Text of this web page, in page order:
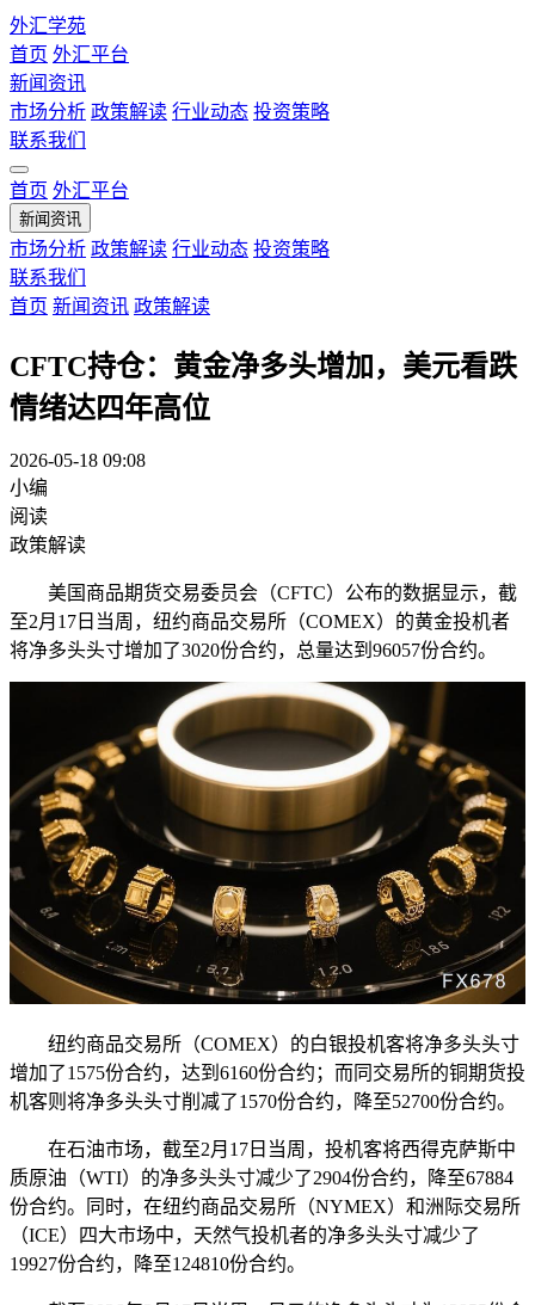
外汇学苑
首页 外汇平台
新闻资讯
市场分析 政策解读 行业动态 投资策略
联系我们
首页 外汇平台
新闻资讯
市场分析 政策解读 行业动态 投资策略
联系我们
首页 新闻资讯 政策解读
CFTC持仓：黄金净多头增加，美元看跌
情绪达四年高位
2026-05-18 09:08
小编
阅读
政策解读
美国商品期货交易委员会（CFTC）公布的数据显示，截
至2月17日当周，纽约商品交易所（COMEX）的黄金投机者
将净多头头寸增加了3020份合约，总量达到96057份合约。
纽约商品交易所（COMEX）的白银投机客将净多头头寸
增加了1575份合约，达到6160份合约；而同交易所的铜期货投
机客则将净多头头寸削减了1570份合约，降至52700份合约。
在石油市场，截至2月17日当周，投机客将西得克萨斯中
质原油（WTI）的净多头头寸减少了2904份合约，降至67884
份合约。同时，在纽约商品交易所（NYMEX）和洲际交易所
（ICE）四大市场中，天然气投机者的净多头头寸减少了
19927份合约，降至124810份合约。